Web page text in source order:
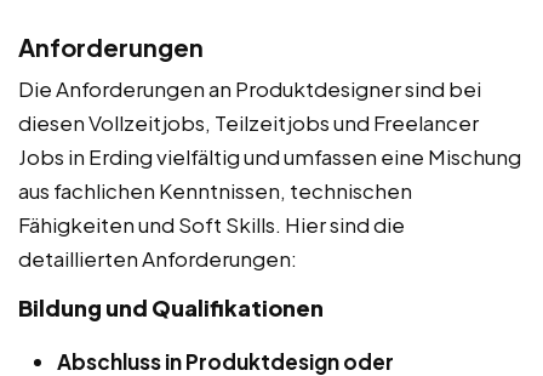
Anforderungen
Die Anforderungen an Produktdesigner sind bei
diesen Vollzeitjobs, Teilzeitjobs und Freelancer
Jobs in Erding vielfältig und umfassen eine Mischung
aus fachlichen Kenntnissen, technischen
Fähigkeiten und Soft Skills. Hier sind die
detaillierten Anforderungen:
Bildung und Qualifikationen
Abschluss in Produktdesign oder